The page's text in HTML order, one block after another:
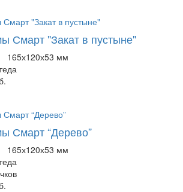
Смарт "Закат в пустыне"
165х120х53 мм
да
Смарт “Дерево”
165х120х53 мм
да